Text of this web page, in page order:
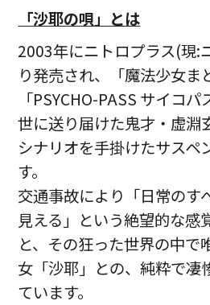
「沙耶の唄」とは
2003年にニトロプラス(現:
り発売され、「魔法少女
「PSYCHO-PASS サイコ
世に送り届けた鬼才・虚淵
シナリオを手掛けたサスペ
す。
交通事故により「日常のす
見える」という絶望的な感
と、その狂った世界の中で
女「沙耶」との、純粋で凄
ています。